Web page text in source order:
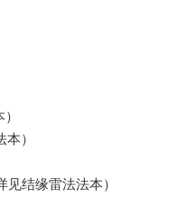
）
结缘雷法法本）